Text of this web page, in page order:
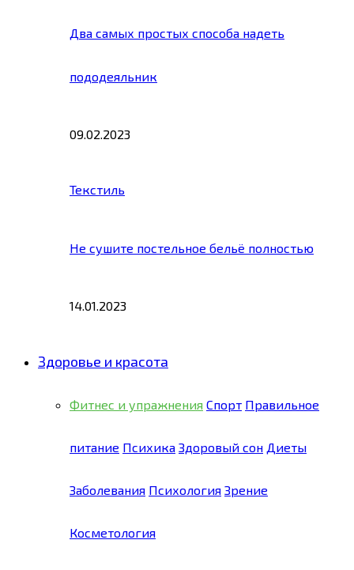
Два самых простых способа надеть
пододеяльник
09.02.2023
Текстиль
Не сушите постельное бельё полностью
14.01.2023
Здоровье и красота
Фитнес и упражнения Спорт Правильное
питание Психика Здоровый сон Диеты
Заболевания Психология Зрение
Косметология